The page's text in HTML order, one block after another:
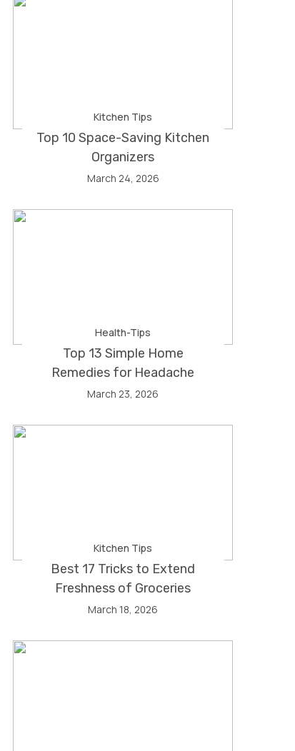
Kitchen Tips
Top 10 Space-Saving Kitchen
Organizers
March 24, 2026
Health-Tips
Top 13 Simple Home
Remedies for Headache
March 23, 2026
Kitchen Tips
Best 17 Tricks to Extend
Freshness of Groceries
March 18, 2026